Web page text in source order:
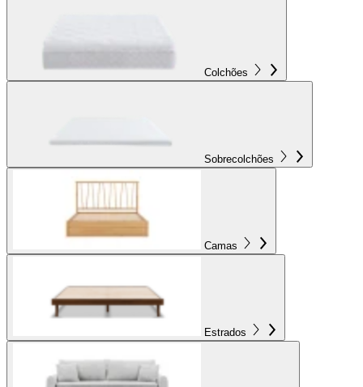
Colchões
Sobrecolchões
Camas
Estrados